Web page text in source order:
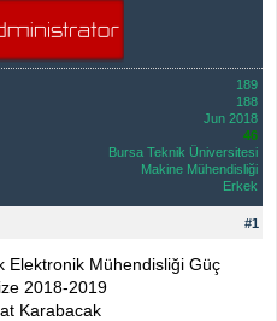
189
188
Jun 2018
46
Bursa Teknik Üniversitesi
Makine Mühendisliği
Erkek
#1
Elektronik Mühendisliği Güç
2018-2019
Karabacak